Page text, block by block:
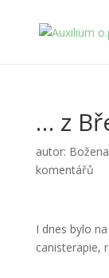
… z
autor:
komentářů
I dnes bylo
canisterapie,